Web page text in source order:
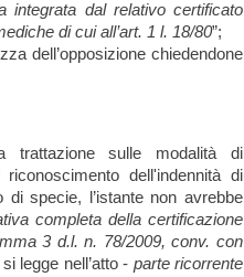
integrata dal relativo certificato
di cui all’art. 1 l. 18/80”;
dell’opposizione chiedendone
trattazione sulle modalità di
dell'indennità di
specie, l’istante non avrebbe
completa della certificazione
3 d.l. n. 78/2009, conv. con
legge nell’atto - parte ricorrente